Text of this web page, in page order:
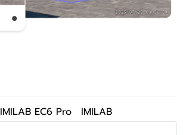
IMILAB EC6 Pro IMILAB